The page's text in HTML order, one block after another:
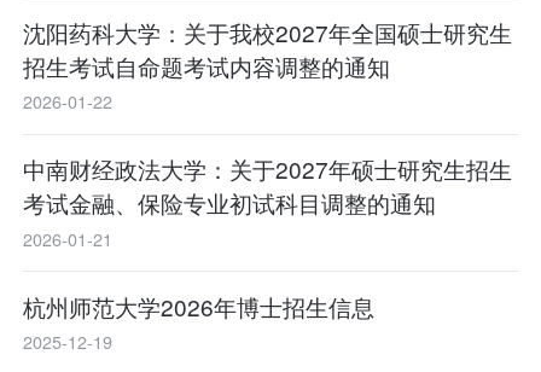
沈阳药科大学：关于我校2027年全国硕士研究生
招生考试自命题考试内容调整的通知
2026-01-22
中南财经政法大学：关于2027年硕士研究生招生
考试金融、保险专业初试科目调整的通知
2026-01-21
杭州师范大学2026年博士招生信息
2025-12-19